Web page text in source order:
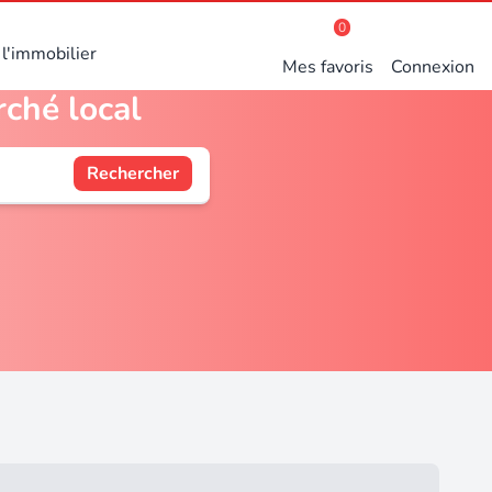
l'immobilier
0
Mes favoris Connexion
local
Rechercher